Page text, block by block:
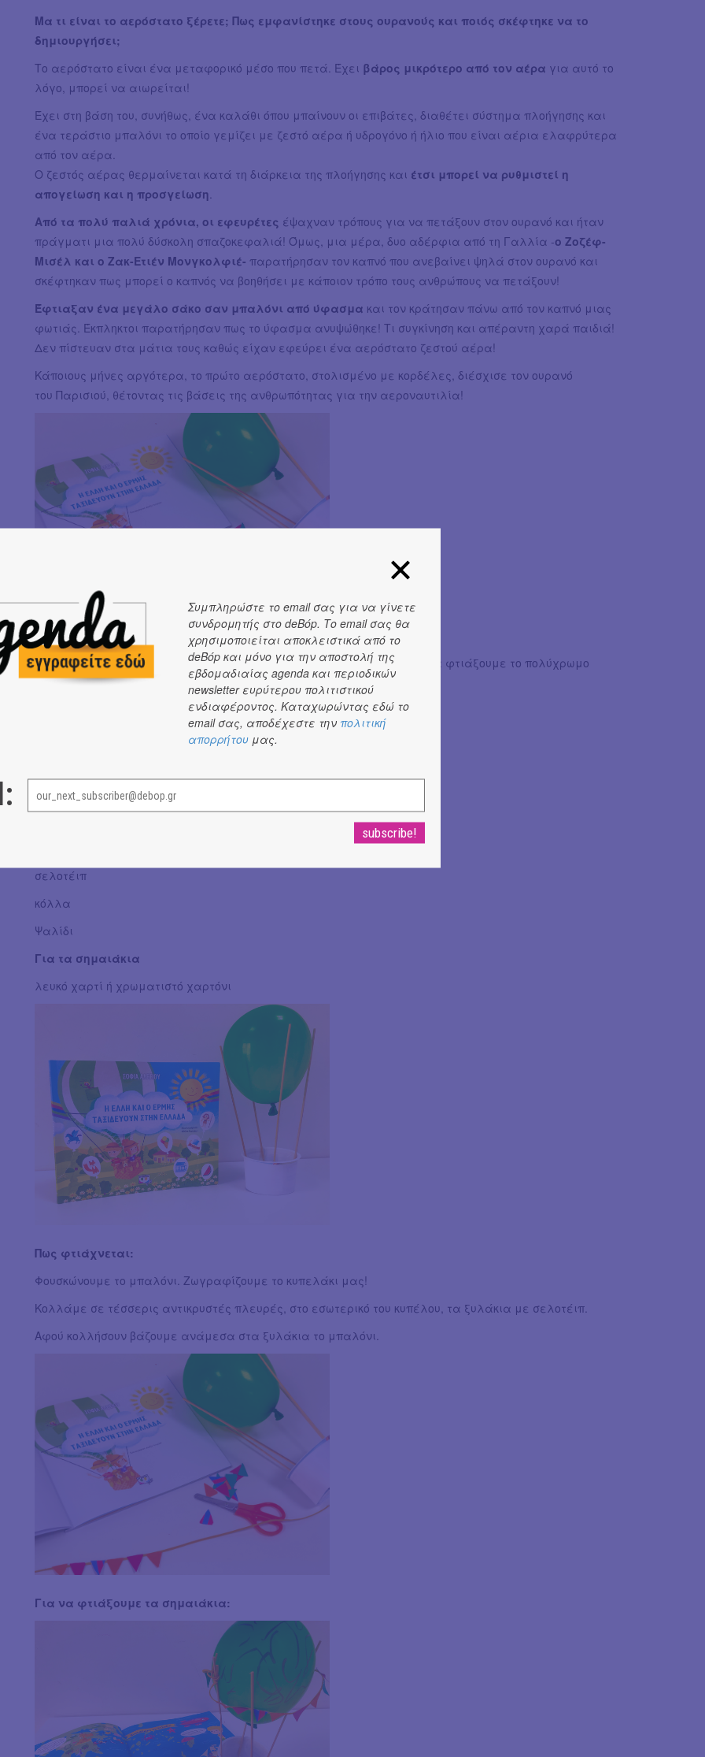
Μα τι είναι το αερόστατο ξέρετε; Πως εμφανίστηκε στους ουρανούς και ποιός σκέφτηκε να το
δημιουργήσει;
Το αερόστατο είναι ένα μεταφορικό μέσο που πετά. Έχει βάρος μικρότερο από τον αέρα για αυτό το
λόγο, μπορεί να αιωρείται!
Έχει στη βάση του, συνήθως, ένα καλάθι όπου μπαίνουν οι επιβάτες, διαθέτει σύστημα πλοήγησης και
ένα τεράστιο μπαλόνι το οποίο γεμίζει με ζεστό αέρα ή υδρογόνο ή ήλιο που είναι αέρια ελαφρύτερα
από τον αέρα.
Ο ζεστός αέρας θερμαίνεται κατά τη διάρκεια της πλοήγησης και έτσι μπορεί να ρυθμιστεί η
απογείωση και η προσγείωση.
Από τα πολύ παλιά χρόνια, οι εφευρέτες έψαχναν τρόπους για να πετάξουν στον ουρανό και ήταν
πράγματι μια πολύ δύσκολη σπαζοκεφαλιά! Όμως, μια μέρα, δυο αδέρφια από τη Γαλλία -ο Ζοζέφ-
Μισέλ και ο Ζακ-Ετιέν Μονγκολφιέ- παρατήρησαν τον καπνό που ανεβαίνει ψηλά στον ουρανό και
σκέφτηκαν πως μπορεί ο καπνός να βοηθήσει με κάποιον τρόπο τους ανθρώπους να πετάξουν!
Έφτιαξαν ένα μεγάλο σάκο σαν μπαλόνι από ύφασμα και τον κράτησαν πάνω από τον καπνό μιας
φωτιάς. Έκπληκτοι παρατήρησαν πως το ύφασμα ανυψώθηκε! Τι συγκίνηση και απέραντη χαρά παιδιά!
Δεν πίστευαν στα μάτια τους καθώς είχαν εφεύρει ένα αερόστατο ζεστού αέρα!
Κάποιους μήνες αργότερα, το πρώτο αερόστατο, στολισμένο με κορδέλες, διέσχισε τον ουρανό
του Παρισιού, θέτοντας τις βάσεις της ανθρωπότητας για την αεροναυτιλία!
Με την όμορφη ιδέα της παιδαγωγούΣταυρούλας Χρόνηςμπορούμε να φτιάξουμε το πολύχρωμο
αερόστατο της Έλλης και του Ερμή με τα πιο εύκολα υλικά!
Ένα κεσεδάκι από γιαούρτι ή χάρτινο κυπελάκι παγωτού
σελοτέιπ
κόλλα
Ψαλίδι
Για τα σημαιάκια
λευκό χαρτί ή χρωματιστό χαρτόνι
Πως φτιάχνεται:
Φουσκώνουμε το μπαλόνι. Ζωγραφίζουμε το κυπελάκι μας!
Κολλάμε σε τέσσερις αντικρυστές πλευρές, στο εσωτερικό του κυπέλου, τα ξυλάκια με σελοτέιπ.
Αφού κολλήσουν βάζουμε ανάμεσα στα ξυλάκια το μπαλόνι.
Για να φτιάξουμε τα σημαιάκια:
Συμπληρώστε το email σας για να γίνετε
συνδρομητής στο deBόp. Το email σας θα
χρησιμοποιείται αποκλειστικά από το
deBόp και μόνο για την αποστολή της
εβδομαδιαίας agenda και περιοδικών
newsletter ευρύτερου πολιτιστικού
ενδιαφέροντος. Καταχωρώντας εδώ το
email σας, αποδέχεστε την πολιτική
απορρήτου μας.